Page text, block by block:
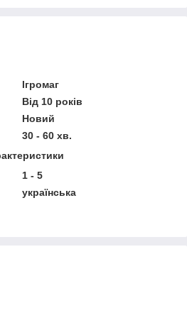
Ігромаг
Від 10 років
Новий
30 - 60 хв.
1 - 5
українська